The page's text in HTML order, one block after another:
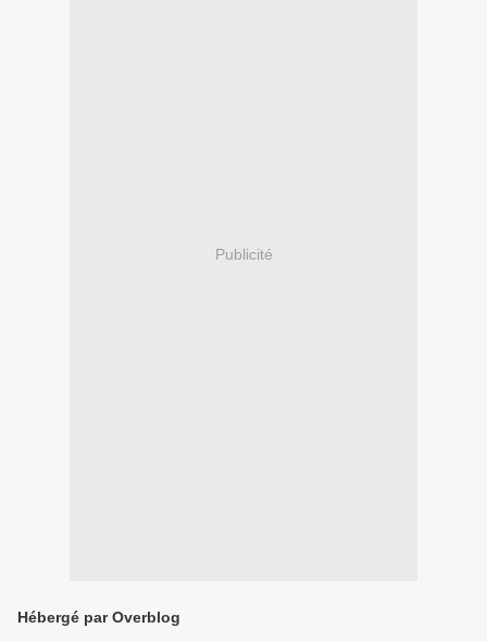
Publicité
Hébergé par Overblog